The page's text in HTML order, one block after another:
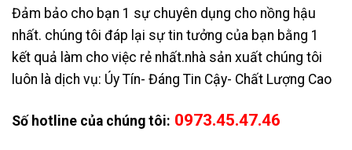
Đảm bảo cho bạn 1 sự chuyên dụng cho nồng hậu
nhất. chúng tôi đáp lại sự tin tưởng của bạn bằng 1
kết quả làm cho việc rẻ nhất.nhà sản xuất chúng tôi
luôn là dịch vụ: Úy Tín- Đáng Tin Cậy- Chất Lượng Cao
Số hotline của chúng tôi: 0973.45.47.46